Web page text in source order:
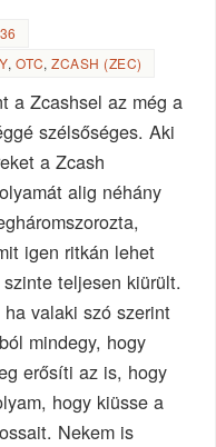
, OTC,ZCASH (ZEC)
a Zcashsel az még a
szélsőséges. Aki
a Zcash
alig néhány
igen ritkán lehet
teljesen kiürült.
valaki szó szerint
mindegy, hogy
erősíti az is, hogy
hogy kiüsse a
Nekem is